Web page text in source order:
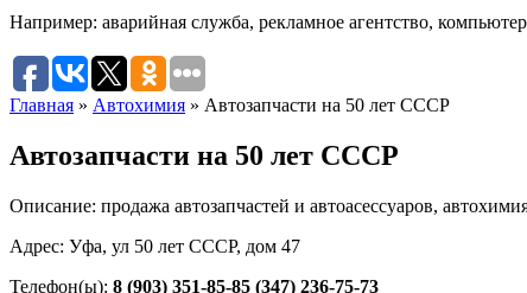
Например: аварийная служба, рекламное агентство,
Главная » Автохимия » Автозапчасти на 50 лет СССР
Автозапчасти на 50 лет СССР
Описание: продажа автозапчастей и автоасессуаров,
Адрес: Уфа, ул 50 лет СССР, дом 47
Телефон(ы): 8 (903) 351-85-85 (347) 236-75-73